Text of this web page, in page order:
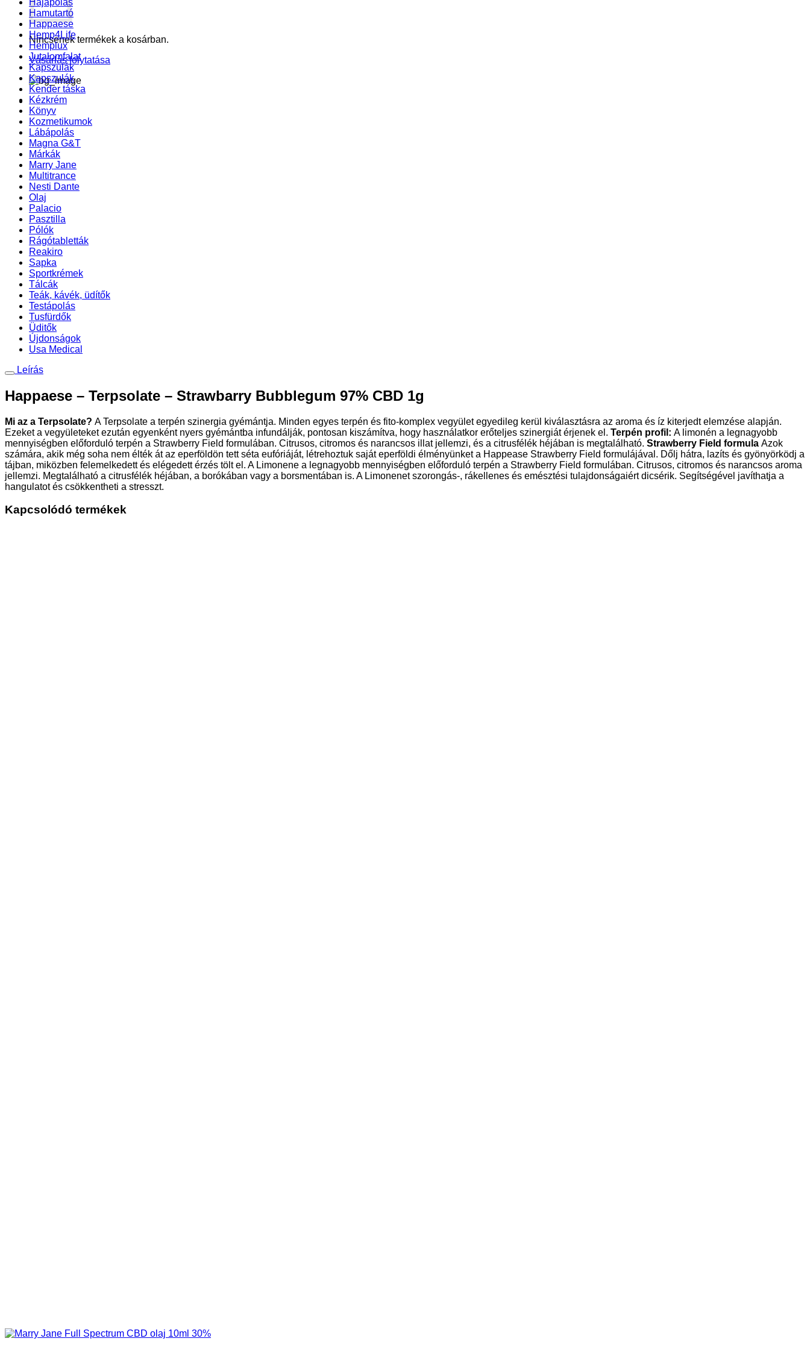
Nincsenek termékek a kosárban.
Vásárlás folytatása
Hamutartó
Happaese
Hemp4Life
Hemplux
Jutalomfalat
Kapszulák
Kapszulák
Kender táska
Kézkrém
Könyv
Kozmetikumok
Lábápolás
Magna G&T
Márkák
Marry Jane
Multitrance
Nesti Dante
Olaj
Palacio
Pasztilla
Pólók
Rágótabletták
Reakiro
Sapka
Sportkrémek
Tálcák
Teák, kávék, üdítők
Testápolás
Tusfürdők
Üditők
Újdonságok
Usa Medical
Leírás
Happaese – Terpsolate – Strawbarry Bubblegum 97% CBD 1g
Mi az a Terpsolate? A Terpsolate a terpén szinergia gyémántja. Minden egyes terpén és fito-komplex vegyület egyedileg kerül kiválasztásra az aroma és íz kiterjedt elemzése alapján.
Ezeket a vegyületeket ezután egyenként nyers gyémántba infundálják, pontosan kiszámítva, hogy használatkor erőteljes szinergiát érjenek el. Terpén profil: A limonén a legnagyobb
mennyiségben előforduló terpén a Strawberry Field formulában. Citrusos, citromos és narancsos illat jellemzi, és a citrusfélék héjában is megtalálható. Strawberry Field formula Azok
számára, akik még soha nem élték át az eperföldön tett séta eufóriáját, létrehoztuk saját eperföldi élményünket a Happease Strawberry Field formulájával. Dőlj hátra, lazíts és gyönyörködj a
tájban, miközben felemelkedett és elégedett érzés tölt el. A Limonene a legnagyobb mennyiségben előforduló terpén a Strawberry Field formulában. Citrusos, citromos és narancsos aroma
jellemzi. Megtalálható a citrusfélék héjában, a borókában vagy a borsmentában is. A Limonenet szorongás-, rákellenes és emésztési tulajdonságaiért dicsérik. Segítségével javíthatja a
hangulatot és csökkentheti a stresszt.
Kapcsolódó termékek